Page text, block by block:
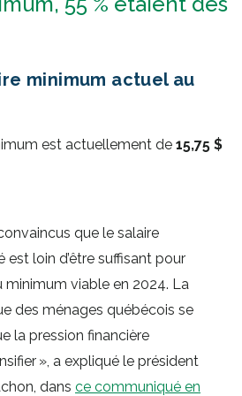
minimum actuel au
est actuellement de 15,75 $
que le salaire
loin d’être suffisant pour
minimum viable en 2024. La
des ménages québécois se
la pression financière
», a expliqué le président
dans ce communiqué en